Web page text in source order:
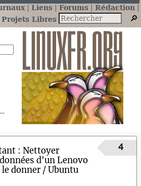
Liens Forums
Rédaction
Projets Libres
Nettoyer
d'un Lenovo
donner / Ubuntu
4